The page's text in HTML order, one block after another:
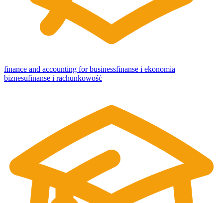
finance and accounting for businessfinanse i ekonomia
biznesufinanse i rachunkowość